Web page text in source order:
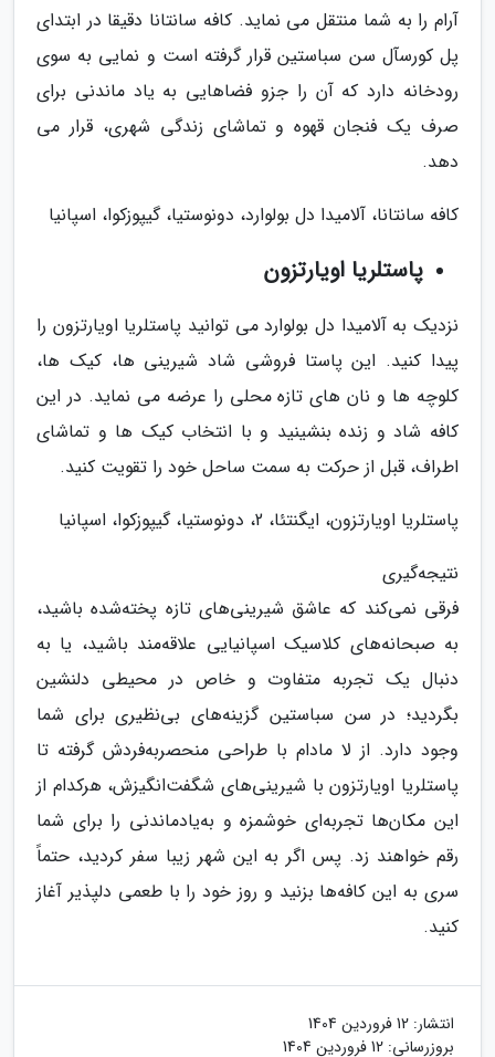
آرام را به شما منتقل می نماید. کافه سانتانا دقیقا در ابتدای
پل کورسآل سن سباستین قرار گرفته است و نمایی به سوی
رودخانه دارد که آن را جزو فضاهایی به یاد ماندنی برای
صرف یک فنجان قهوه و تماشای زندگی شهری، قرار می
دهد.
کافه سانتانا، آلامیدا دل بولوارد، دونوستیا، گیپوزکوا، اسپانیا
پاستلریا اویارتزون
نزدیک به آلامیدا دل بولوارد می توانید پاستلریا اویارتزون را
پیدا کنید. این پاستا فروشی شاد شیرینی ها، کیک ها،
کلوچه ها و نان های تازه محلی را عرضه می نماید. در این
کافه شاد و زنده بنشینید و با انتخاب کیک ها و تماشای
اطراف، قبل از حرکت به سمت ساحل خود را تقویت کنید.
پاستلریا اویارتزون، ایگنتئا، 2، دونوستیا، گیپوزکوا، اسپانیا
نتیجه‌گیری
فرقی نمی‌کند که عاشق شیرینی‌های تازه پخته‌شده باشید،
به صبحانه‌های کلاسیک اسپانیایی علاقه‌مند باشید، یا به
دنبال یک تجربه متفاوت و خاص در محیطی دلنشین
بگردید؛ در سن سباستین گزینه‌های بی‌نظیری برای شما
وجود دارد. از لا مادام با طراحی منحصربه‌فردش گرفته تا
پاستلریا اویارتزون با شیرینی‌های شگفت‌انگیزش، هرکدام از
این مکان‌ها تجربه‌ای خوشمزه و به‌یادماندنی را برای شما
رقم خواهند زد. پس اگر به این شهر زیبا سفر کردید، حتماً
سری به این کافه‌ها بزنید و روز خود را با طعمی دلپذیر آغاز
کنید.
انتشار: 12 فروردین 1404
بروزرسانی: 12 فروردین 1404